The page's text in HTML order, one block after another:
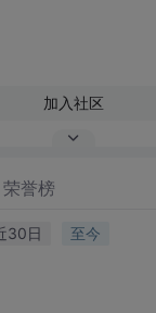
加入社区
荣誉榜
30日 至今